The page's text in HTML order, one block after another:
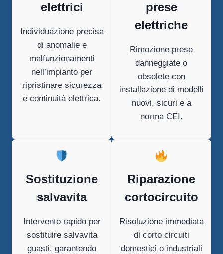
elettrici
Individuazione precisa
di anomalie e
malfunzionamenti
nell’impianto per
ripristinare sicurezza
e continuità elettrica.
prese
elettriche
Rimozione prese
danneggiate o
obsolete con
installazione di modelli
nuovi, sicuri e a
norma CEI.
Sostituzione
salvavita
Intervento rapido per
sostituire salvavita
guasti, garantendo
Riparazione
cortocircuito
Risoluzione immediata
di corto circuiti
domestici o industriali